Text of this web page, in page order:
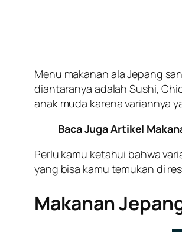
Menu makanan ala Jepang
diantaranya adalah Sushi,
anak muda karena variannya
Baca Juga Artikel
Perlu kamu ketahui bahwa
yang bisa kamu temukan di
Makanan